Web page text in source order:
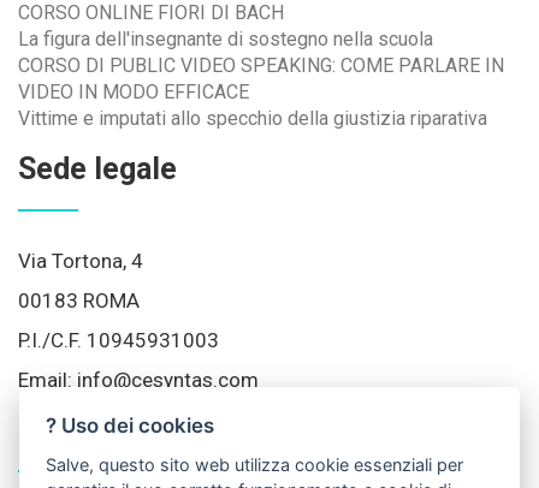
CORSO ONLINE FIORI DI BACH
La figura dell'insegnante di sostegno nella scuola
CORSO DI PUBLIC VIDEO SPEAKING: COME PARLARE IN
VIDEO IN MODO EFFICACE
Vittime e imputati allo specchio della giustizia riparativa
Sede legale
Via Tortona, 4
00183 ROMA
P.I./C.F. 10945931003
Email: info@cesyntas.com
Social Network
? Uso dei cookies
Salve, questo sito web utilizza cookie essenziali per